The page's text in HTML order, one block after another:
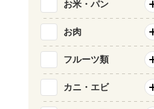
お米・パン
お肉
フルーツ類
カニ・エビ